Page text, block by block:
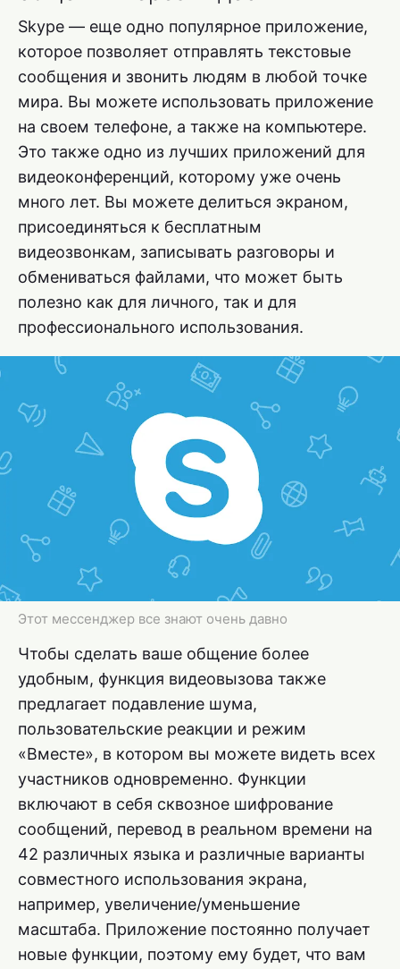
Skype — еще одно популярное приложение,
которое позволяет отправлять текстовые
сообщения и звонить людям в любой точке
мира. Вы можете использовать приложение
на своем телефоне, а также на компьютере.
Это также одно из лучших приложений для
видеоконференций, которому уже очень
много лет. Вы можете делиться экраном,
присоединяться к бесплатным
видеозвонкам, записывать разговоры и
обмениваться файлами, что может быть
полезно как для личного, так и для
профессионального использования.
Этот мессенджер все знают очень давно
Чтобы сделать ваше общение более
удобным, функция видеовызова также
предлагает подавление шума,
пользовательские реакции и режим
«Вместе», в котором вы можете видеть всех
участников одновременно. Функции
включают в себя сквозное шифрование
сообщений, перевод в реальном времени на
42 различных языка и различные варианты
совместного использования экрана,
например, увеличение/уменьшение
масштаба. Приложение постоянно получает
новые функции, поэтому ему будет, что вам